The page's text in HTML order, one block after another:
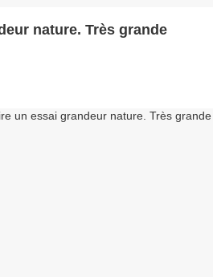
nature. Très grande